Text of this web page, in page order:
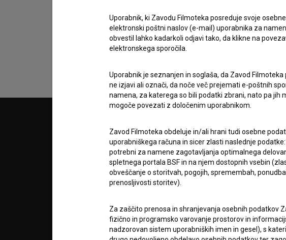
podatkov.
zavod za širjenje filmske kulture
info@filmoteka.si
Mednarodna številka ISSN 2670-787X
Projekt sofinancira:
POGOJI UPORABE
STATISTIKA
Uporabnik, ki Zavodu Filmoteka posreduje svoje
elektronski poštni naslov (e-mail) uporabnika za
obvestil lahko kadarkoli odjavi tako, da klikne na
elektronskega sporočila.
Uporabnik je seznanjen in soglaša, da Zavod
ne izjavi ali označi, da noče več prejemati e-poštnih
namena, za katerega so bili podatki zbrani, nato pa
mogoče povezati z določenim uporabnikom.
Zavod Filmoteka obdeluje in/ali hrani tudi osebne
uporabniškega računa in sicer zlasti naslednje
potrebni za namene zagotavljanja optimalnega
spletnega portala BSF in na njem dostopnih vsebin
obveščanje o storitvah, pogojih, spremembah,
prenosljivosti storitev).
Za zaščito prenosa in shranjevanja osebnih podatkov
fizično in programsko varovanje prostorov in
nadzorovan sistem uporabniških imen in gesel), s